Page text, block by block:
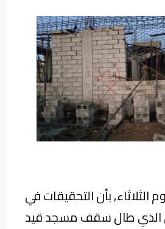
الثلاثاء, بأن التحقيقات في
الذي طال سقف مسجد قيد